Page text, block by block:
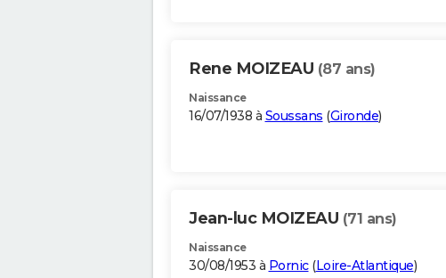
Rene MOIZEAU (87 ans)
Naissance
16/07/1938 à Soussans (Gironde)
Jean-luc MOIZEAU (71 ans)
Naissance
30/08/1953 à Pornic(Loire-Atlantique)